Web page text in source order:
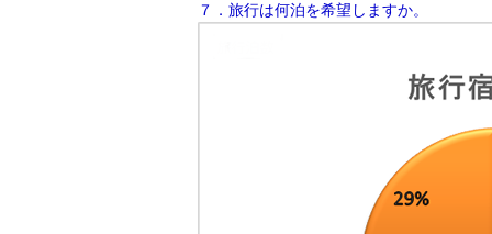
７．旅行は何泊を希望しますか。